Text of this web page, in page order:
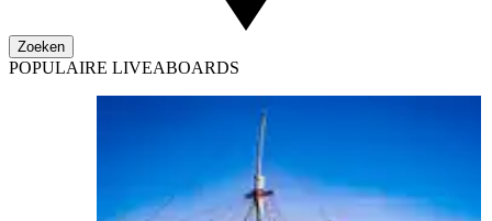
Zoeken
POPULAIRE LIVEABOARDS